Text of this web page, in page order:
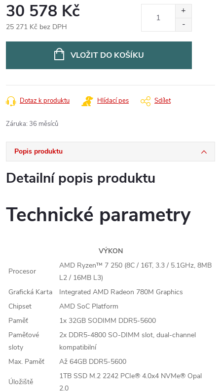
30 578 Kč
25 271 Kč bez DPH
VLOŽIT DO KOŠÍKU
Dotaz k produktu Hlídací pes Sdílet
Záruka: 36 měsíců
Popis produktu
Detailní popis produktu
Technické parametry
VÝKON
Procesor
AMD Ryzen™ 7 250 (8C / 16T, 3.3 / 5.1GHz, 8MB
L2 / 16MB L3)
Grafická Karta
Integrated AMD Radeon 780M Graphics
Chipset
AMD SoC Platform
Paměť
1x 32GB SODIMM DDR5-5600
Paměťové
sloty
2x DDR5-4800 SO-DIMM slot, dual-channel
kompatibilní
Max. Paměť
Až 64GB DDR5-5600
Úložiště
1TB SSD M.2 2242 PCIe® 4.0x4 NVMe® Opal
2.0